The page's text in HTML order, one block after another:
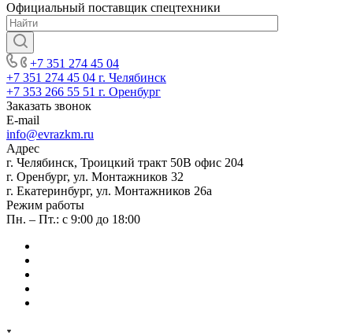
Официальный поставщик спецтехники
+7 351 274 45 04
+7 351 274 45 04 г. Челябинск
+7 353 266 55 51 г. Оренбург
Заказать звонок
E-mail
info@evrazkm.ru
Адрес
г. Челябинск, Троицкий тракт 50В офис 204
г. Оренбург, ул. Монтажников 32
г. Екатеринбург, ул. Монтажников 26а
Режим работы
Пн. – Пт.: с 9:00 до 18:00